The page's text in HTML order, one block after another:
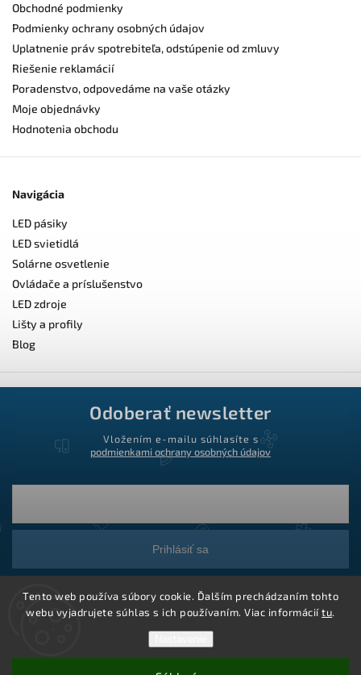
Tento web používa súbory cookie. Ďalším prechádzaním tohto
webu vyjadrujete súhlas s ich používaním. Viac informáciítu.
Obchodné podmienky
Podmienky ochrany osobných údajov
Uplatnenie práv spotrebiteľa, odstúpenie od zmluvy
Riešenie reklamácií
Poradenstvo, odpovedáme na vaše otázky
Moje objednávky
Hodnotenia obchodu
Navigácia
LED pásiky
LED svietidlá
Solárne osvetlenie
Ovládače a príslušenstvo
LED zdroje
Lišty a profily
Blog
Odoberať newsletter
Vložením e-mailu súhlasíte s
podmienkami ochrany osobných údajov
Prihlásiť sa